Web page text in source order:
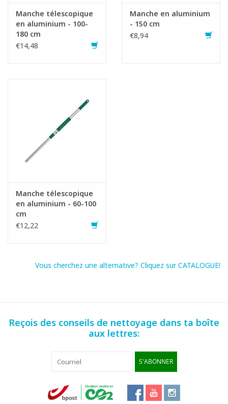
Manche télescopique
en aluminium - 100-
180 cm
€14,48
Manche en aluminium
- 150 cm
€8,94
Manche télescopique
en aluminium - 60-100
cm
€12,22
Vous cherchez une alternative? Cliquez sur CATALOGUE!
Reçois des conseils de nettoyage dans ta boîte
aux lettres:
S'ABONNER